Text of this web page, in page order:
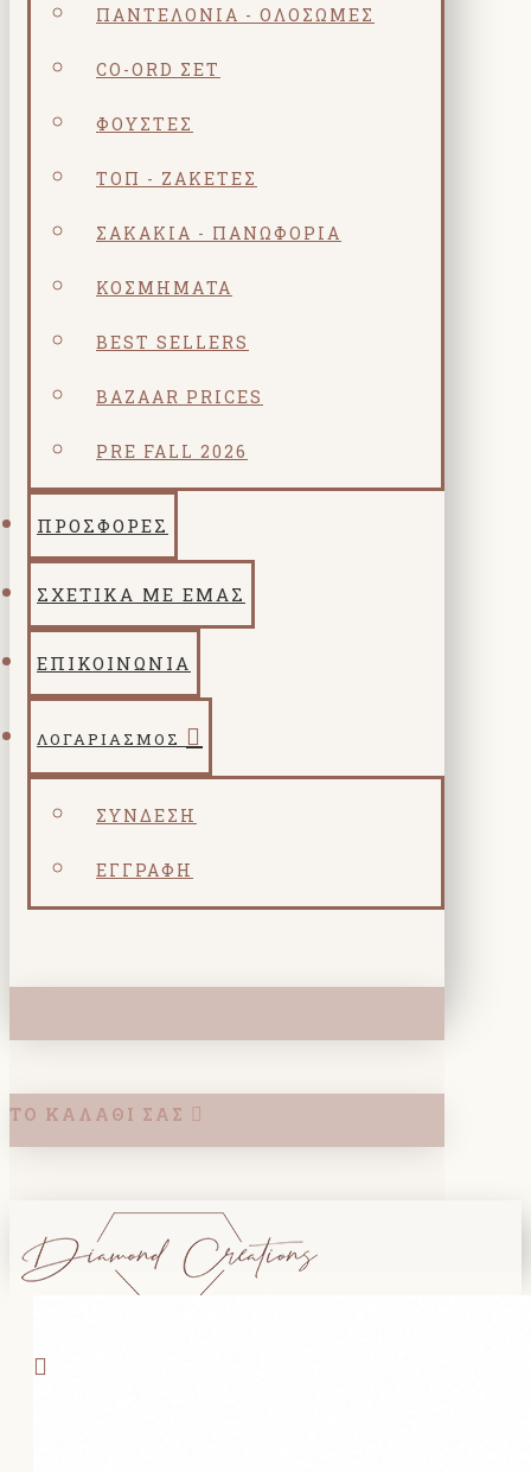
ΠΑΝΤΕΛΌΝΙΑ - ΟΛΌΣΩΜΕΣ
CO-ORD ΣΕΤ
ΦΟΎΣΤΕΣ
ΤΟΠ - ΖΑΚΈΤΕΣ
ΣΑΚΆΚΙΑ - ΠΑΝΩΦΌΡΙΑ
ΚΟΣΜΗΜΑΤΑ
BEST SELLERS
BAZAAR PRICES
PRE FALL 2026
ΠΡΟΣΦΟΡΕΣ
ΣΧΕΤΙΚΑ ΜΕ ΕΜΑΣ
ΕΠΙΚΟΙΝΩΝΙΑ
ΛΟΓΑΡΙΑΣΜΌΣ
ΣΎΝΔΕΣΗ
ΕΓΓΡΑΦΉ
ΤΟ ΚΑΛΆΘΙ ΣΑΣ